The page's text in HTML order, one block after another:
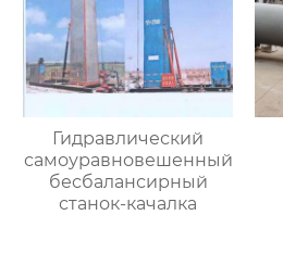
Гидравлический
самоуравновешенный
бесбалансирный
станок-качалка